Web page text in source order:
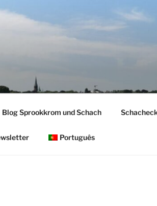
Blog Sprookkrom und Schach
Português